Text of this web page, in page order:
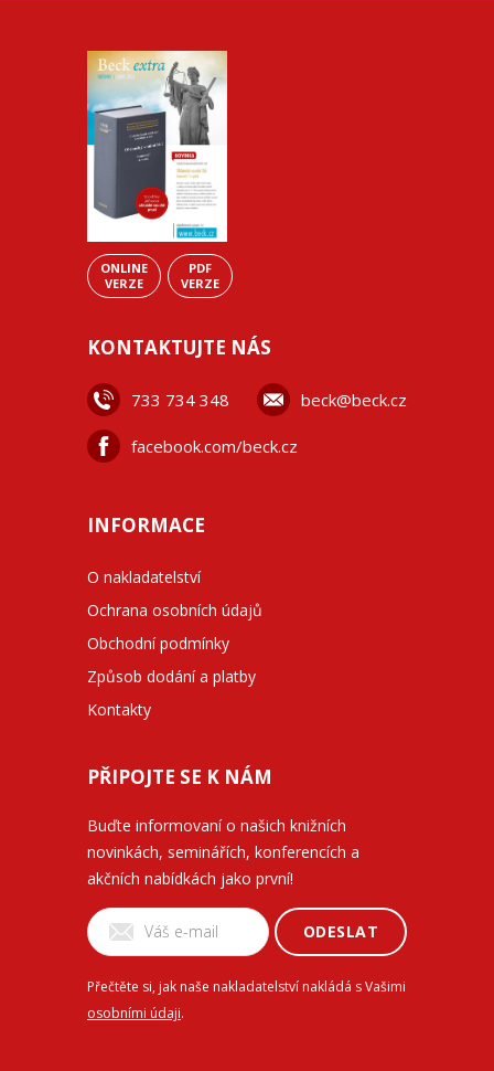
ONLINE
VERZE
PDF
VERZE
KONTAKTUJTE NÁS
733 734 348 beck@beck.cz
facebook.com/beck.cz
INFORMACE
O nakladatelství
Ochrana osobních údajů
Obchodní podmínky
Způsob dodání a platby
Kontakty
PŘIPOJTE SE K NÁM
Buďte informovaní o našich knižních
novinkách, seminářích, konferencích a
akčních nabídkách jako první!
ODESLAT
Přečtěte si, jak naše nakladatelství nakládá s Vašimi
osobními údaji.